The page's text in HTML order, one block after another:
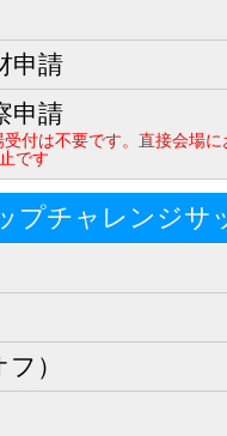
申請
申請
付は不要です。直接会場
です
プチャレンジサ
）